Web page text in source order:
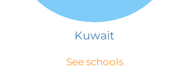
Kuwait
See schools